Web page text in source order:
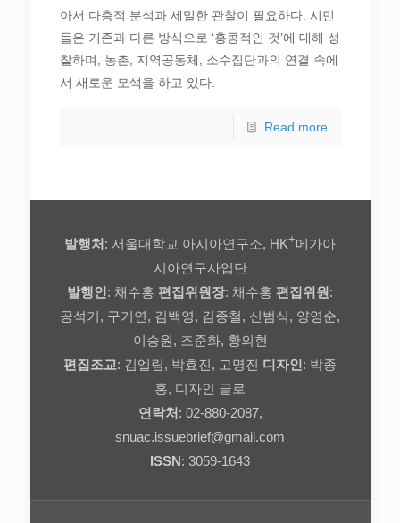
아서 다층적 분석과 세밀한 관찰이 필요하다. 시민
들은 기존과 다른 방식으로 ‘홍콩적인 것’에 대해 성
찰하며, 농촌, 지역공동체, 소수집단과의 연결 속에
서 새로운 모색을 하고 있다.
Read more
발행처 : 서울대학교 아시아연구소, HK+메가아
시아연구사업단
발행인 : 채수홍 편집위원장: 채수홍 편집위원 :
공석기, 구기연, 김백영, 김종철, 신범식, 양영순,
이승원, 조준화, 황의현
편집조교: 김엘림, 박효진, 고명진 디자인 : 박종
홍, 디자인 글로
연락처 : 02-880-2087,
snuac.issuebrief@gmail.com
ISSN: 3059-1643